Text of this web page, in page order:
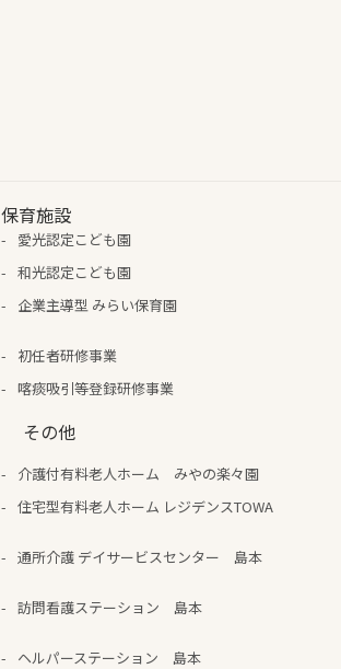
保育施設
愛光認定こども園
和光認定こども園
企業主導型 みらい保育園
初任者研修事業
喀痰吸引等登録研修事業
その他
介護付有料老人ホーム みやの楽々園
住宅型有料老人ホーム レジデンスTOWA
通所介護 デイサービスセンター 島本
訪問看護ステーション 島本
ヘルパーステーション 島本